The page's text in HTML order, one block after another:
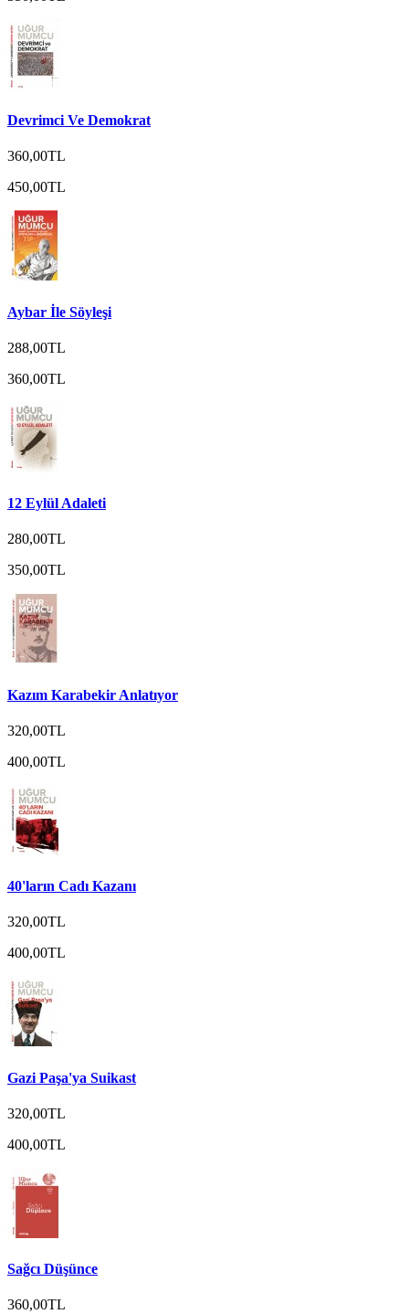
Devrimci Ve Demokrat
360,00TL
450,00TL
Aybar İle Söyleşi
288,00TL
360,00TL
12 Eylül Adaleti
280,00TL
350,00TL
Kazım Karabekir Anlatıyor
320,00TL
400,00TL
40'ların Cadı Kazanı
320,00TL
400,00TL
Gazi Paşa'ya Suikast
320,00TL
400,00TL
Sağcı Düşünce
360,00TL